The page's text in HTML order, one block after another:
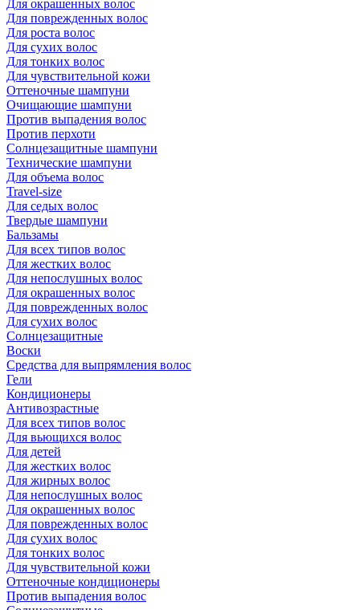
Для окрашенных волос
Для поврежденных волос
Для роста волос
Для сухих волос
Для тонких волос
Для чувствительной кожи
Оттеночные шампуни
Очищающие шампуни
Против выпадения волос
Против перхоти
Солнцезащитные шампуни
Технические шампуни
Для объема волос
Travel-size
Для седых волос
Твердые шампуни
Бальзамы
Для всех типов волос
Для жестких волос
Для непослушных волос
Для окрашенных волос
Для поврежденных волос
Для сухих волос
Солнцезащитные
Воски
Средства для выпрямления волос
Гели
Кондиционеры
Антивозрастные
Для всех типов волос
Для вьющихся волос
Для детей
Для жестких волос
Для жирных волос
Для непослушных волос
Для окрашенных волос
Для поврежденных волос
Для сухих волос
Для тонких волос
Для чувствительной кожи
Оттеночные кондиционеры
Против выпадения волос